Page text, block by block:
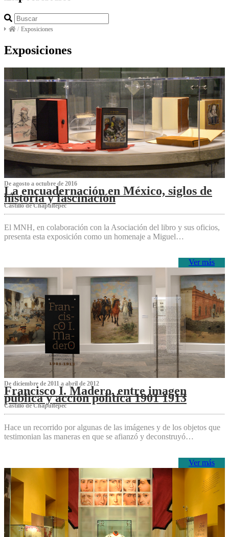
/ Exposiciones
Exposiciones
De agosto a octubre de 2016
La encuadernación en México, siglos de
historia y fascinación
Castillo de Chapultepec
El MNH, en colaboración con la Asociación del libro y sus oficios,
presenta esta exposición como un homenaje a Miguel…
Ver más
De diciembre de 2011 a abril de 2012
Francisco I. Madero, entre imagen
pública y acción política 1901 1913
Castillo de Chapultepec
Hace un recorrido por algunas de las imágenes y de los objetos que
testimonian las maneras en que se afianzó y deconstruyó…
Ver más